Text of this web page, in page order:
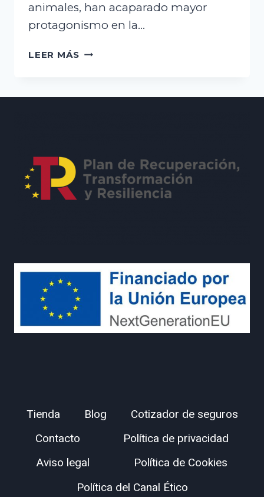
animales, han acaparado mayor
protagonismo en la…
LEER MÁS LA
BIENESTAR
MARZO
DE
2023
Tienda Blog
Cotizador de seguros
Contacto
Política de privacidad
Aviso legal
Política de Cookies
Política del Canal Ético